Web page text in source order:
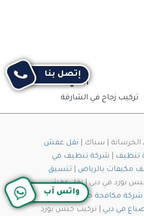
التالي
تركيب زجاج في الشارقة
| سباك | نقل عفش
تنظيف
شركة تنظيف في
مكيفات بالرياض
تنسيق
بورد في دبي |نقل عفش
شركة مكافحة حشرات
في دبي | تركيب جبس بورد
واتس آب
إتصل بنا